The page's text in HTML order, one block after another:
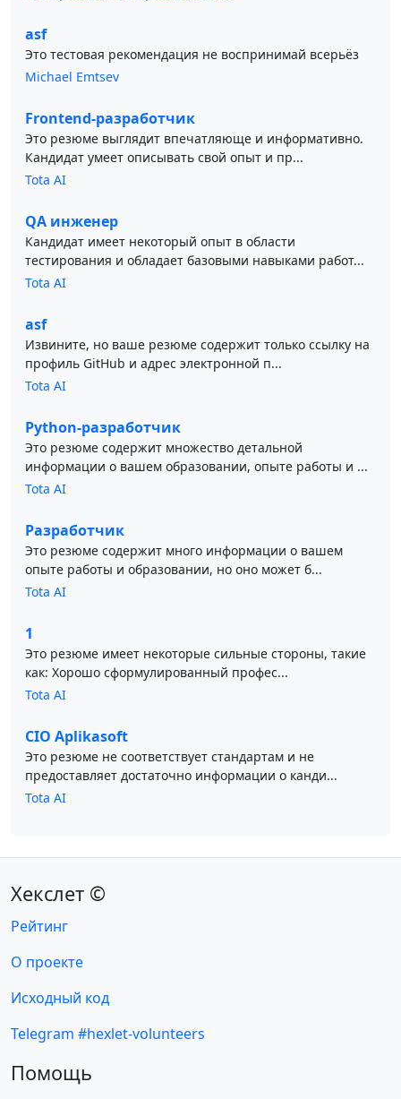
asf
Это тестовая рекомендация не воспринимай всерьёз
Michael Emtsev
Frontend-разработчик
Это резюме выглядит впечатляюще и информативно.
Кандидат умеет описывать свой опыт и пр...
Tota AI
QA инженер
Кандидат имеет некоторый опыт в области
тестирования и обладает базовыми навыками работ...
Tota AI
asf
Извините, но ваше резюме содержит только ссылку на
профиль GitHub и адрес электронной п...
Tota AI
Python-разработчик
Это резюме содержит множество детальной
информации о вашем образовании, опыте работы и ...
Tota AI
Разработчик
Это резюме содержит много информации о вашем
опыте работы и образовании, но оно может б...
Tota AI
1
Это резюме имеет некоторые сильные стороны, такие
как: Хорошо сформулированный профес...
Tota AI
CIO Aplikasoft
Это резюме не соответствует стандартам и не
предоставляет достаточно информации о канди...
Tota AI
Хекслет ©
Рейтинг
О проекте
Исходный код
Telegram #hexlet-volunteers
Помощь